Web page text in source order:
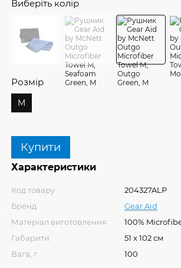
Виберіть колір
Розмір
M
Купити
Характеристики
Код товару
204327ALP
Бренд
Gear Aid
Матеріал виготовлення
100%
Габарити
51 x 102 см
Вага, г
100